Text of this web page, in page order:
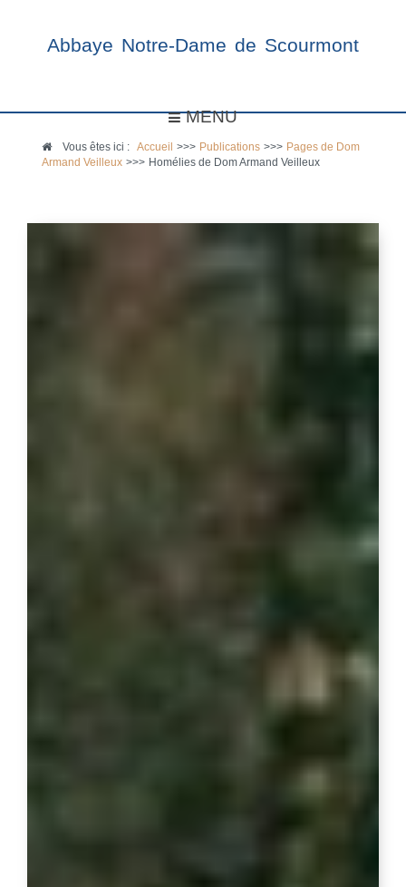
Abbaye Notre-Dame de Scourmont
MENU
Vous êtes ici :Accueil >>> Publications >>> Pages de Dom
Armand Veilleux >>> Homélies de Dom Armand Veilleux